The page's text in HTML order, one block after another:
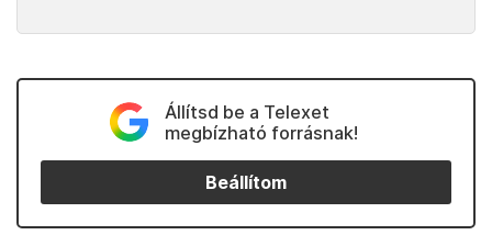
Állítsd be a Telexet
megbízható forrásnak!
Beállítom